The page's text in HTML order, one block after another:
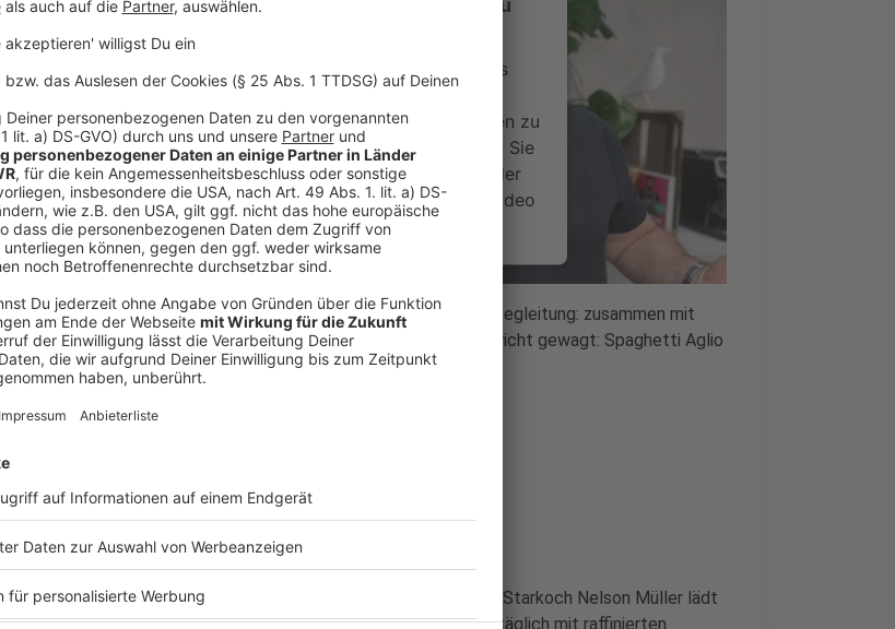
Wir verwenden einen Service eines
Drittanbieters, um Videoinhalte
einzubetten. Dieser Service kann Daten zu
Ihren Aktivitäten sammeln. Bitte lesen Sie
die Details durch und stimmen Sie der
Nutzung des Service zu, um dieses Video
anzusehen.
Mehr Informationen
Akzeptieren
powered byUsercentrics Consent Management
Die neue Videofolge mit Nelson Müller - diesmal wieder mit Starbegleitung: zusammen mit
Comedian Özcan Cosar hat Nelson sich an eins seiner Lieblingsgericht gewagt: Spaghetti Aglio
e Oglio.
Anzeige
Das ist der Kitchen Club by Nelson Müller:
Anzeige
Bei euch läuft das Radio in der Küche, bei uns die Küche im Radio. Starkoch Nelson Müller lädt
uns exklusiv in seinen Kitchen Club ein. Ab sofort versorgt er uns täglich mit raffinierten